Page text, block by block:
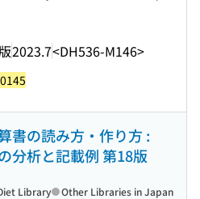
2023.7<DH536-M146>
書の読み方・作り方 :
分析と記載例 第18版
Library Other Libraries in Japan